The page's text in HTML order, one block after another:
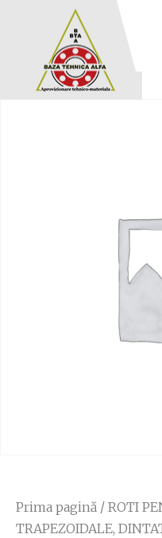
Prima pagină / ROTI
TRAPEZOIDALE,